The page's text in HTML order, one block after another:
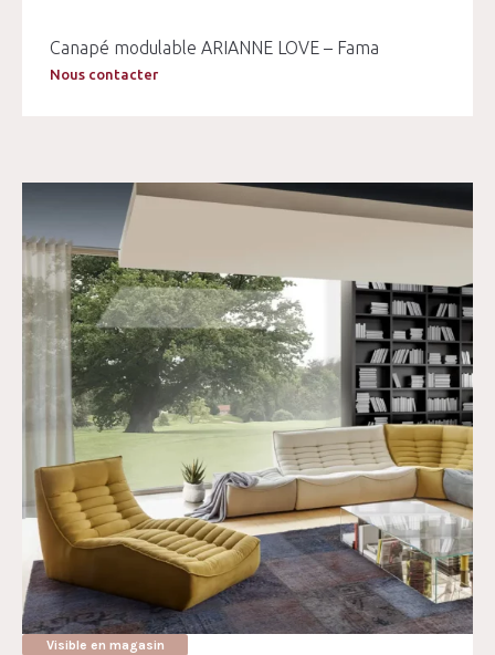
Canapé modulable ARIANNE LOVE – Fama
Nous contacter
Visible en magasin